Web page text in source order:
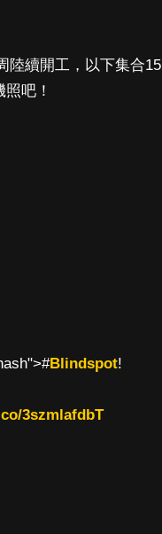
陸續開工，以下集合15
吧！
Blindspot!
3szmlafdbT